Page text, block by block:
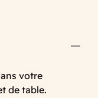
votre
de table.